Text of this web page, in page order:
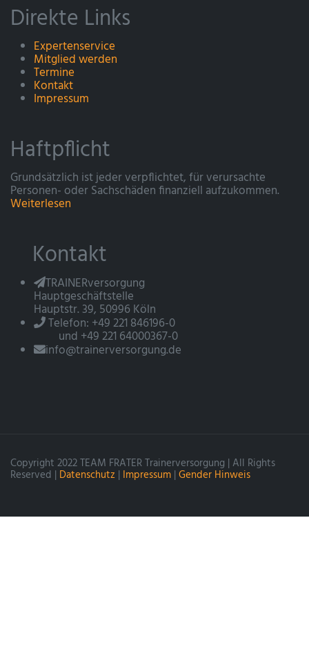
Direkte Links
Expertenservice
Mitglied werden
Termine
Kontakt
Impressum
Haftpflicht
Grundsätzlich ist jeder verpflichtet, für verursachte
Personen- oder Sachschäden finanziell aufzukommen.
Weiterlesen
Kontakt
TRAINERversorgung
Hauptgeschäftstelle
Hauptstr. 39, 50996 Köln
Telefon: +49 221 846196-0
und +49 221 64000367-0
info@trainerversorgung.de
Copyright 2022 TEAM FRATER Trainerversorgung | All Rights
Reserved | Datenschutz | Impressum | Gender Hinweis